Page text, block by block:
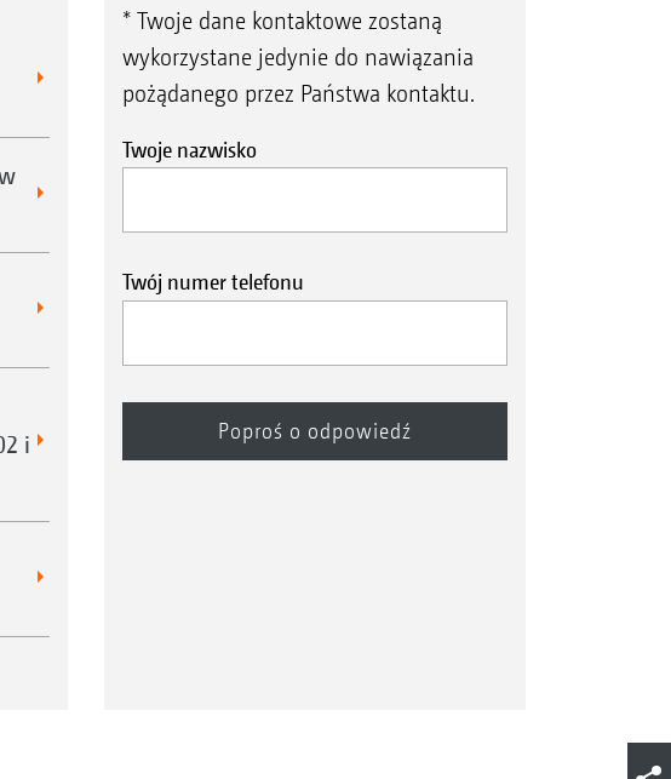
i
* Twoje dane kontaktowe zostaną
wykorzystane jedynie do nawiązania
pożądanego przez Państwa kontaktu.
Twoje nazwisko
Twój numer telefonu